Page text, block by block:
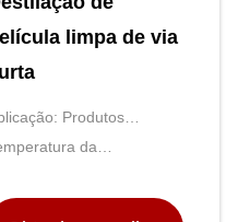
limpa de via
Produtos
farmacéuticos/alimentos
da